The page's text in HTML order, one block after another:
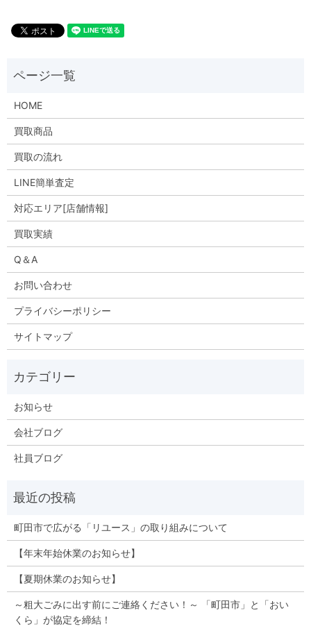
HOME
買取商品
買取の流れ
LINE簡単査定
対応エリア[店舗情報]
買取実績
Q＆A
お問い合わせ
プライバシーポリシー
サイトマップ
お知らせ
会社ブログ
社員ブログ
町田市で広がる「リユース」の取り組みについて
【年末年始休業のお知らせ】
【夏期休業のお知らせ】
～粗大ごみに出す前にご連絡ください！～ 「町田市」と「おい
くら」が協定を締結！